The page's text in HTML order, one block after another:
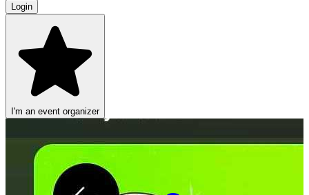
Login
I'm an event organizer